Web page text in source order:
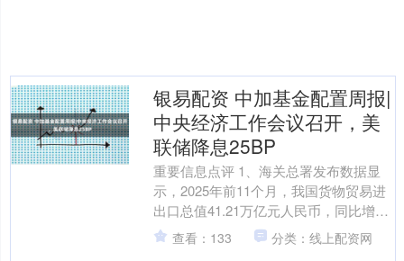
银易配资 中加基金配置周报|
中央经济工作会议召开，美
联储降息25BP
重要信息点评 1、海关总署发布数据显
示，2025年前11个月，我国货物贸易进
出口总值41.21万亿元人民币，同比增长
3.6%。其中，出口24.46万亿元，增长
6....
查看：133 分类：线上配资网